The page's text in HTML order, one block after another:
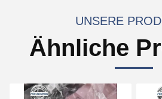
UNSERE
Ähnliche